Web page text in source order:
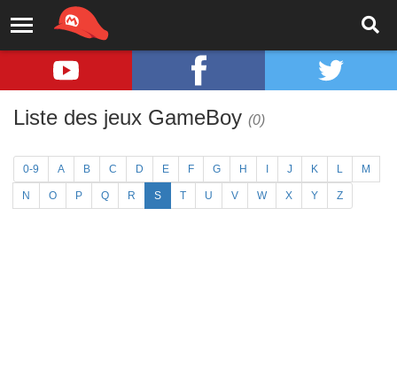
Liste des jeux GameBoy (0)
0-9 A B C D E F G H J K L M
N O P Q R S T U V W X Y Z